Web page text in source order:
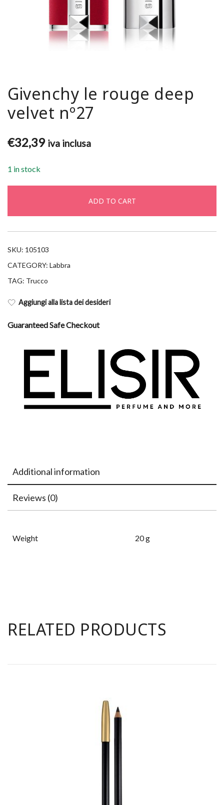
Givenchy le rouge deep
velvet nº27
€32,39 iva inclusa
1 in stock
ADD TO CART
SKU: 105103
CATEGORY: Labbra
TAG: Trucco
Aggiungi alla lista dei desideri
Guaranteed Safe Checkout
Additional information
Reviews (0)
Weight 20 g
RELATED PRODUCTS